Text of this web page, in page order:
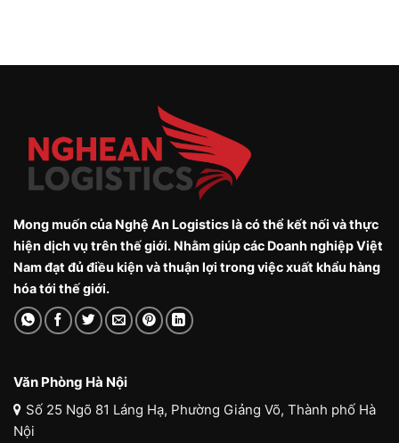
Mong muốn của Nghệ An Logistics là có thể kết nối và thực
hiện dịch vụ trên thế giới. Nhằm giúp các Doanh nghiệp Việt
Nam đạt đủ điều kiện và thuận lợi trong việc xuất khẩu hàng
hóa tới thế giới.
Văn Phòng Hà Nội
Số 25 Ngõ 81 Láng Hạ, Phường Giảng Võ, Thành phố Hà
Nội